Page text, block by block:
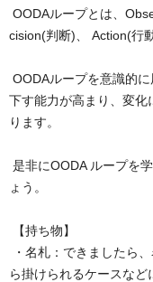
cision(判断)、 Action(行
下す能力が高まり、変化
ります。
ょう。
ら掛けられるケースなど